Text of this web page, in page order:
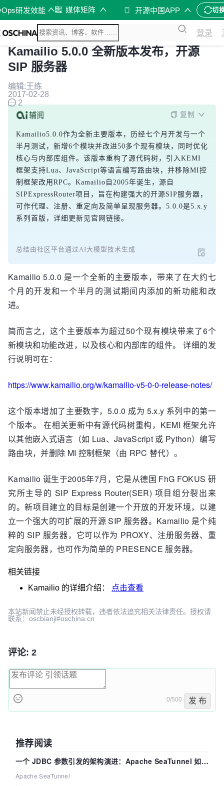
研发效能 媒体矩阵 开源中国APP 切
登录
Kamailio 5.0.0 全新版本发布，开源
SIP 服务器
编辑:王练
2017-02-28
2
复制
Kamailio5.0.0作为全新主要版本，历经七个月开发与一个
半月测试，新增6个模块并改进50多个现有模块，同时优化
核心与内部库组件。该版本重构了源代码树，引入KEMI
框架支持Lua、JavaScript等语言编写路由块，并移除MI控
制框架改用RPC。Kamailio自2005年诞生，源自
SIPExpressRouter项目，旨在构建强大的开源SIP服务器，
可作代理、注册、重定向及简单呈现服务器。5.0.0是5.x.y
系列首版，详细更新见官网链接。
总结由社区平台通过AI大模型技术生成
Kamailio 5.0.0 是一个全新的主要版本，带来了在大约七
个月的开发和一个半月的测试期间内添加的新功能和改
进。
简而言之，这个主要版本为超过50个现有模块带来了6个
新模块和功能改进，以及核心和内部库的组件。 详细的发
行说明可在：
https://www.kamailio.org/w/kamailio-v5-0-0-release-notes/
这个版本增加了主要数字，5.0.0 成为 5.x.y 系列中的第一
个版本。 在相关更新中有源代码树重构，KEMI 框架允许
以其他嵌入式语言（如 Lua、JavaScript 或 Python）编写
路由块，并删除 MI 控制框架（由 RPC 替代）。
Kamailio 诞生于2005年7月，它是从德国 FhG FOKUS 研
究所主导的 SIP Express Router(SER) 项目组分裂出来
的。新项目建立的目标是创建一个开放的开发环境，以建
立一个强大的可扩展的开源 SIP 服务器。Kamailio 是个纯
粹的 SIP 服务器，它可以作为 PROXY、注册服务器、重
定向服务器，也可作为简单的 PRESENCE 服务器。
相关链接
Kamailio 的详细介绍： 点击查看
本站新闻禁止未经授权转载，违者依法追究相关法律责任。授权请
联系：oscbianji#oschina.cn
评论: 2
0/500 发 布
推荐阅读
一个 JDBC 参数引发的架构演进：Apache SeaTunnel 如何
解决数据同步中的“定时 Flush”难题
Apache SeaTunnel